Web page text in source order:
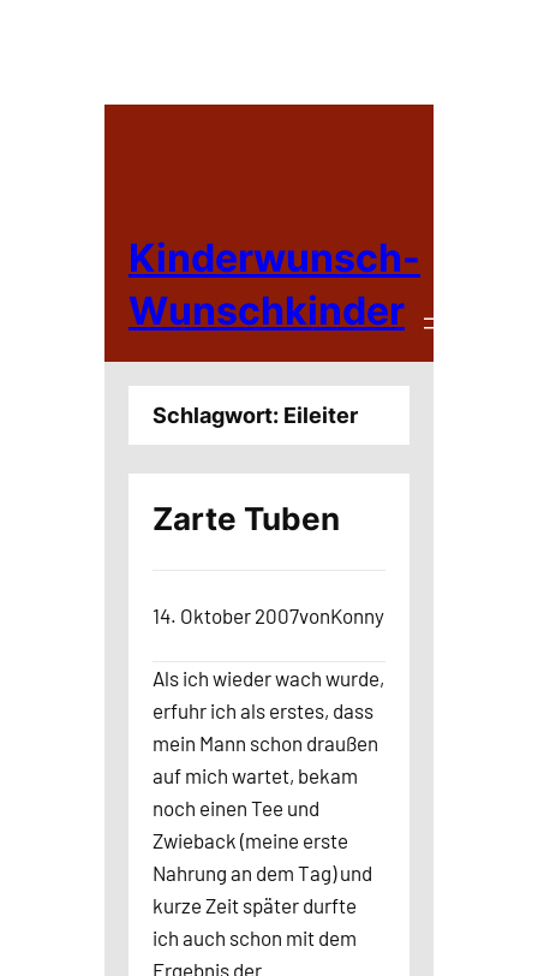
Kinderwunsch-
Wunschkinder
Schlagwort: Eileiter
Zarte Tuben
14. Oktober 2007vonKonny
Als ich wieder wach wurde,
erfuhr ich als erstes, dass
mein Mann schon draußen
auf mich wartet, bekam
noch einen Tee und
Zwieback (meine erste
Nahrung an dem Tag) und
kurze Zeit später durfte
ich auch schon mit dem
Ergebnis der